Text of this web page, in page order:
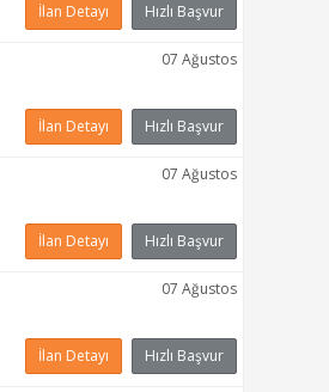
İlan Detayı Hızlı Başvur
İlan Detayı Hızlı Başvur
07 Ağustos
İlan Detayı Hızlı Başvur
07 Ağustos
İlan Detayı Hızlı Başvur
07 Ağustos